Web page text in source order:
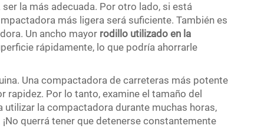
la más adecuada. Por otro lado, si está
más ligera será suficiente. También es
Un ancho mayor rodillo utilizado en la
rápidamente, lo que podría ahorrarle
Una compactadora de carreteras más potente
Por lo tanto, examine el tamaño del
utilizar la compactadora durante muchas horas,
querrá tener que detenerse constantemente